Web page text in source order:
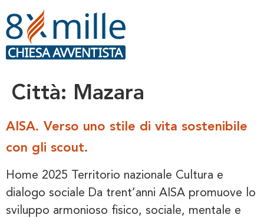
contenuto
Città: Mazara
AISA. Verso uno stile di vita sostenibile
con gli scout.
Home 2025 Territorio nazionale Cultura e
dialogo sociale Da trent’anni AISA promuove lo
sviluppo armonioso fisico, sociale, mentale e